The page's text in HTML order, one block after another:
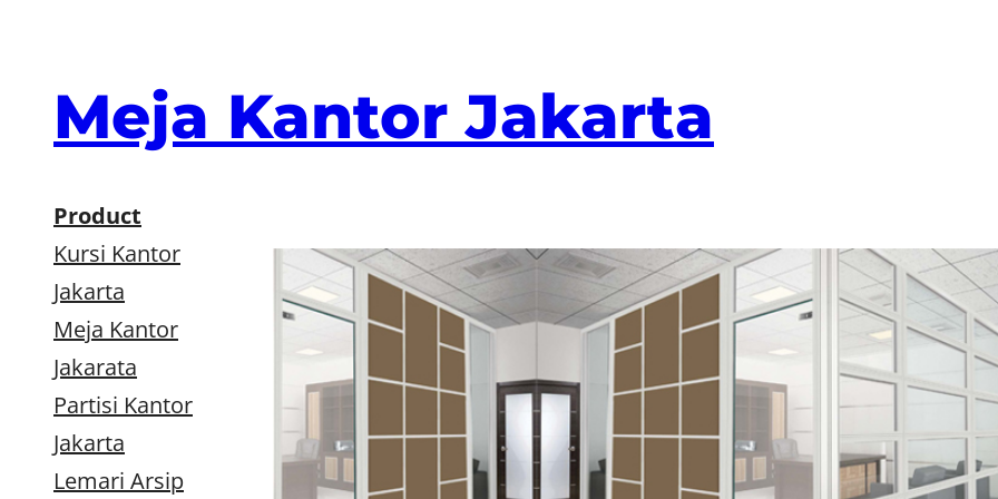
Meja Kantor Jakarta
Product
Kursi Kantor
Jakarta
Meja Kantor
Jakarata
Partisi Kantor
Jakarta
Lemari Arsip